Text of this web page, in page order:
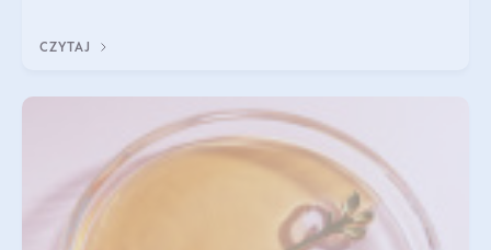
osłabienie włosów.
CZYTAJ